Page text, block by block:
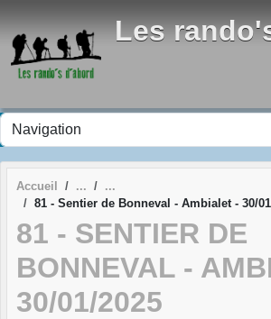
Les
Accueil
81 - Sentier de Bonneval - Ambialet - 30/
81 - SENTIER DE
BONNEVAL -
30/01/2025